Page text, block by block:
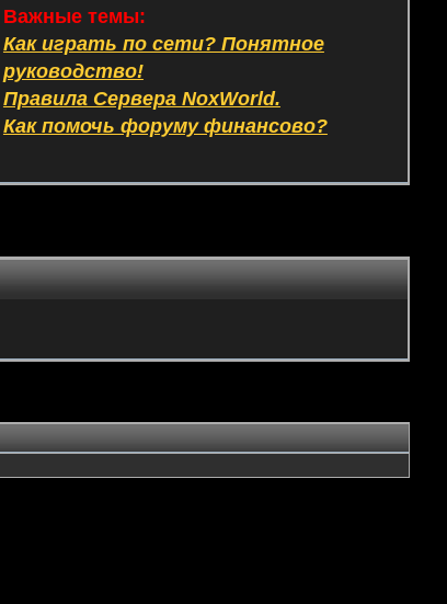
Важные темы:
Как играть по сети? Понятное
руководство!
Правила Сервера NoxWorld.
Как помочь форуму финансово?